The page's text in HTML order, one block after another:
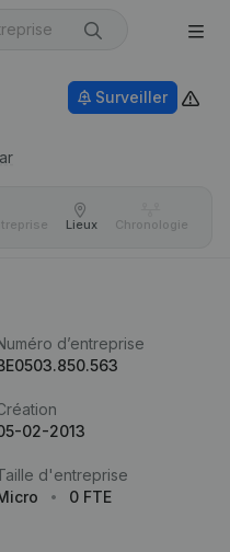
Surveiller
Lieux Chronologie
d’entreprise
02-2013
d'entreprise
0 FTE